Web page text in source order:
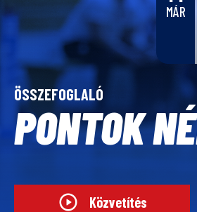
MÁR
ÖSSZEFOGLALÓ
PONTOK
Közvetítés